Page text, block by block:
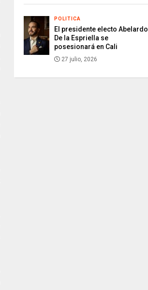
POLITICA
El presidente electo Abelardo
De la Espriella se
posesionará en Cali
27 julio, 2026